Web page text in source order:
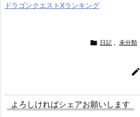
ドラゴンクエストXランキング
 日記 , 未分類

よろしければシェアお願いします